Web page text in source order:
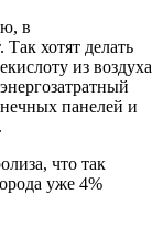
в
хотят делать
из воздуха
панелей и
что так
уже 4%